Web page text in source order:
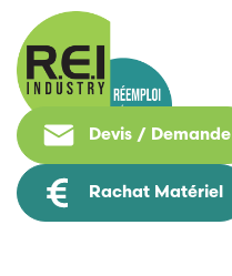
Devis / Demande
Rachat Matériel